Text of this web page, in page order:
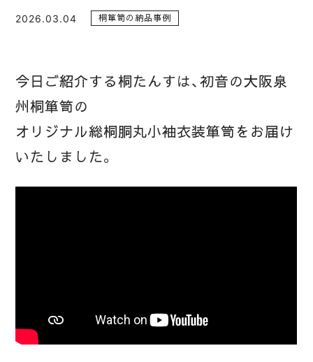
2026.03.04 桐箪笥の納品事例
今日ご紹介する桐たんすは、初音の大阪泉
州桐箪笥の
オリジナル総桐胴丸小袖衣装箪笥をお届け
いたしました。